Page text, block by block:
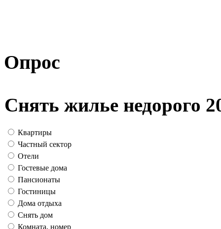
Опрос
Снять жилье недорого
Квартиры
Частный сектор
Отели
Гостевые дома
Пансионаты
Гостиницы
Дома отдыха
Снять дом
Комната, номер